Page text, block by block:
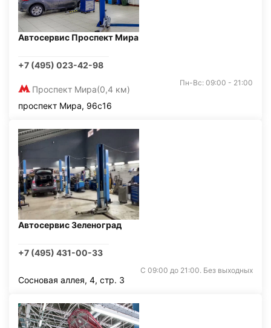
Автосервис Проспект Мира
+7 (495) 023-42-98
Проспект Мира(0,4 км)
Пн-Вс: 09:00 - 21:00
проспект Мира, 96с16
Автосервис Зеленоград
+7 (495) 431-00-33
С 09:00 до 21:00. Без выходных
Сосновая аллея, 4, стр. 3